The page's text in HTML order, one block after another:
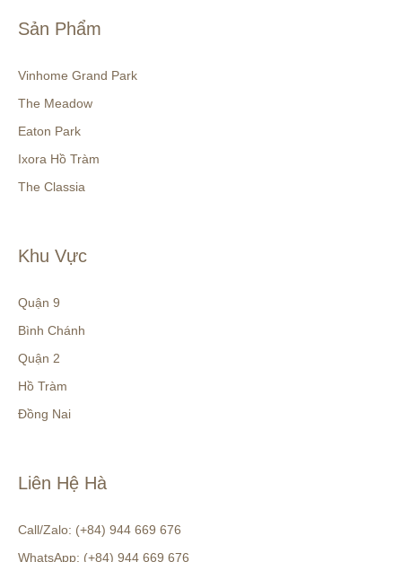
Sản Phẩm
Vinhome Grand Park
The Meadow
Eaton Park
Ixora Hồ Tràm
The Classia
Khu Vực
Quận 9
Bình Chánh
Quận 2
Hồ Tràm
Đồng Nai
Liên Hệ Hà
Call/Zalo: (+84) 944 669 676
WhatsApp: (+84) 944 669 676